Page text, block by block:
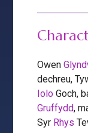
Owen
dechreu,
Iolo Goch,
Gruffydd,
Syr Rhys